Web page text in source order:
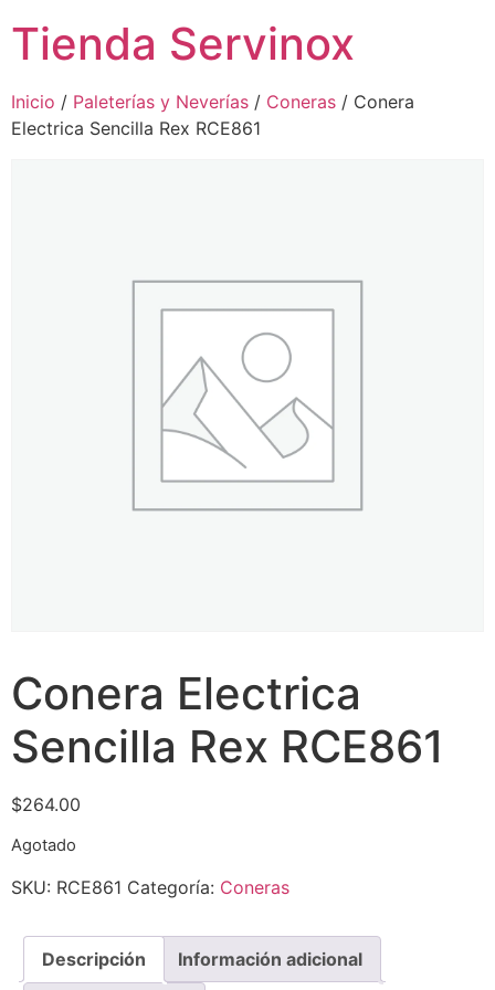
Tienda Servinox
Inicio / Paleterías y Neverías / Coneras / Conera
Electrica Sencilla Rex RCE861
Conera Electrica
Sencilla Rex RCE861
$264.00
Agotado
SKU: RCE861 Categoría: Coneras
Descripción Información adicional